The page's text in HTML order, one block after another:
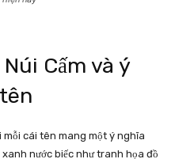
Cấm và ý
mỗi cái tên mang một ý nghĩa
nước biếc như tranh họa đồ